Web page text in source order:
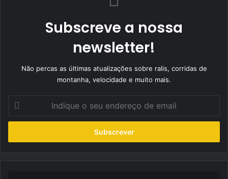
Subscreve a nossa
newsletter!
Não percas as últimas atualizações sobre ralis, corridas de
montanha, velocidade e muito mais.
seu
de